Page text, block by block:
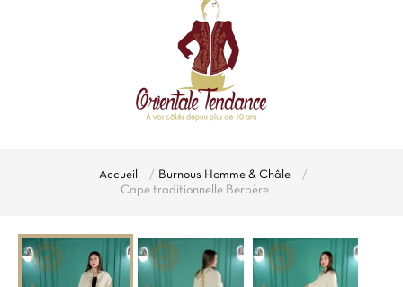
Accueil
Burnous Homme & Châle
Cape traditionnelle Berbère